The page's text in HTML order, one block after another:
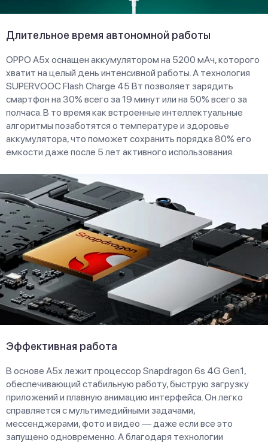
Длительное время автономной работы
OPPO A5x оснащен аккумулятором на 5200 мАч, которого
хватит на целый день интенсивной работы. А технология
SUPERVOOC Flash Charge 45 Вт позволяет зарядить
смартфон на 30% всего за 19 минут или на 50% всего за
полчаса. В то время как встроенные интеллектуальные
алгоритмы позаботятся о температуре и здоровье
аккумулятора, что поможет сохранить порядка 80% его
емкости даже после 5 лет активного использования.
Эффективная работа
В основе A5x лежит процессор Snapdragon 6s 4G Gen1,
обеспечивающий стабильную работу, быструю загрузку
приложений и плавную анимацию интерфейса. Он легко
справляется с мультимедийными задачами,
мессенджерами, фото и видео — даже если все это
запущено одновременно. А благодаря технологии